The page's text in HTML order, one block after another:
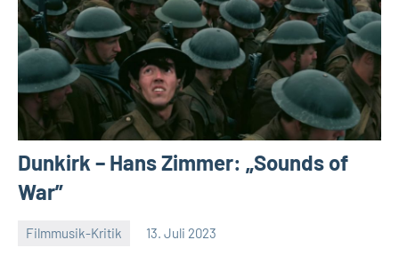
Dunkirk – Hans Zimmer: „Sounds of
War”
Filmmusik-Kritik 13. Juli 2023